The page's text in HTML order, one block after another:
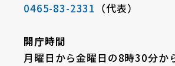
0465-83-2331 （代表）
開庁時間
月曜日から金曜日の8時30分か